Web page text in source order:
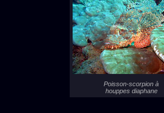
Poisson-scorpion à
houppes diaphane